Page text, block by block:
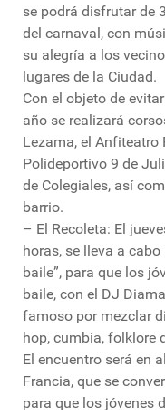
se podrá disfrutar de
del carnaval, con
su alegría a los
lugares de la Ciudad.
Con el objeto de
año se realizará
Lezama, el Anfiteatro
Polideportivo 9 de
de Colegiales, así
barrio.
– El Recoleta: El
horas, se lleva a
baile”, para que los
baile, con el DJ
famoso por mezclar
hop, cumbia, folklore
El encuentro será en
Francia, que se
para que los jóvenes